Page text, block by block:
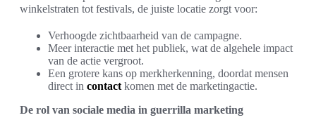
winkelstraten tot festivals, de juiste locatie zorgt voor:
Verhoogde zichtbaarheid van de campagne.
Meer interactie met het publiek, wat de algehele impact
van de actie vergroot.
Een grotere kans op merkherkenning, doordat mensen
direct in contact komen met de marketingactie.
De rol van sociale media in guerrilla marketing